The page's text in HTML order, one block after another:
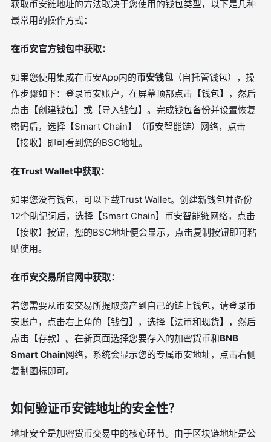
获取币安链地址的方法取决于您使用的钱包类型，以下是几种
最常用的操作方式：
在币安官方钱包中获取：
如果您使用集成在币安App内的币安钱包 （自托管钱包），操
作步骤如下：登录币安账户，在屏幕顶部点击【钱包】，然后
点击【创建钱包】或【导入钱包】。完成钱包备份并设置恢复
密码后，选择【Smart Chain】（币安智能链）网络，点击
【接收】即可看到您的BSC地址。
在Trust Wallet中获取：
如果您没有钱包，可以下载Trust Wallet。创建新钱包并备份
12个助记词后，选择【Smart Chain】币安智能链网络，点击
【接收】按钮，您的BSC地址便会显示，点击复制按钮即可粘
贴使用。
在币安交易所官网中获取：
若您需要从币安交易所提取资产到自己的链上钱包，请登录币
安账户，点击右上角的【钱包】，选择【法币和现货】，然后
点击【存款】。在新页面选择您要存入的加密货币和BNB
Smart Chain网络，系统会显示您的专属币安地址，点击右侧
复制图标即可。
如何验证币安链地址的安全性？
地址安全是加密货币交易中的核心环节。由于区块链地址是公